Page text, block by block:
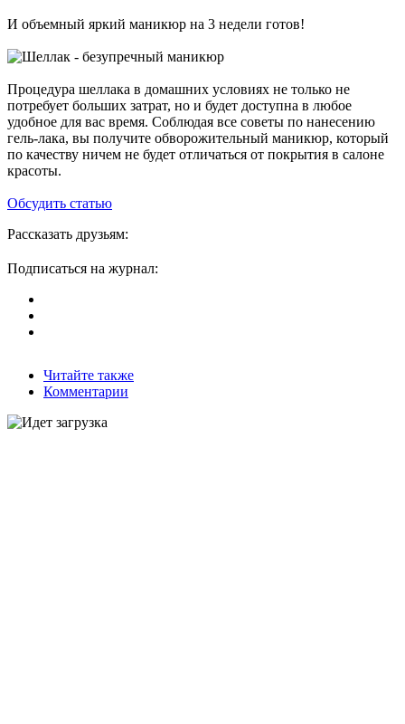
И объемный яркий маникюр на 3 недели готов!
Процедура шеллака в домашних условиях не только не
потребует больших затрат, но и будет доступна в любое
удобное для вас время. Соблюдая все советы по нанесению
гель-лака, вы получите обворожительный маникюр, который
по качеству ничем не будет отличаться от покрытия в салоне
красоты.
Обсудить статью
Рассказать друзьям:
Подписаться на журнал:
Читайте также
Комментарии